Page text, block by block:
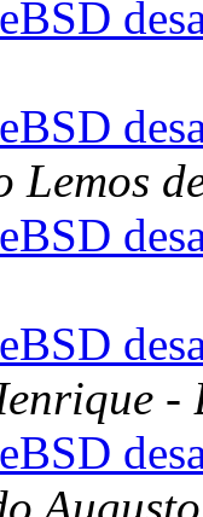
Lemos
-